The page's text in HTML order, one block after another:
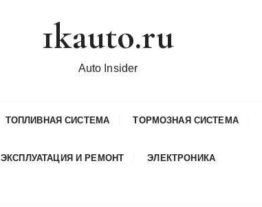
1kauto.ru
Auto Insider
ТОПЛИВНАЯ СИСТЕМА ТОРМОЗНАЯ СИСТЕМА
ЭКСПЛУАТАЦИЯ И РЕМОНТ ЭЛЕКТРОНИКА